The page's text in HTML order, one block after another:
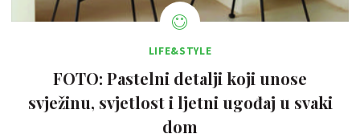
LIFE&STYLE
FOTO: Pastelni detalji koji unose
svježinu, svjetlost i ljetni ugođaj u svaki
dom